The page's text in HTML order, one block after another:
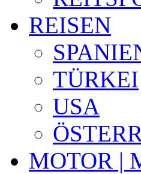
REISEN
TÜRKEI
USA
MOTOR |